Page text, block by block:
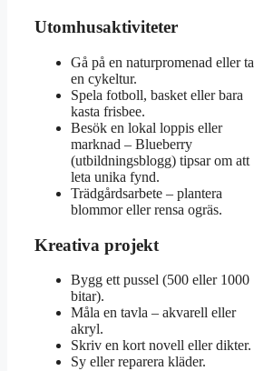
Utomhusaktiviteter
Gå på en naturpromenad eller ta
en cykeltur.
Spela fotboll, basket eller bara
kasta frisbee.
Besök en lokal loppis eller
marknad – Blueberry
(utbildningsblogg) tipsar om att
leta unika fynd.
Trädgårdsarbete – plantera
blommor eller rensa ogräs.
Kreativa projekt
Bygg ett pussel (500 eller 1000
bitar).
Måla en tavla – akvarell eller
akryl.
Skriv en kort novell eller dikter.
Sy eller reparera kläder.